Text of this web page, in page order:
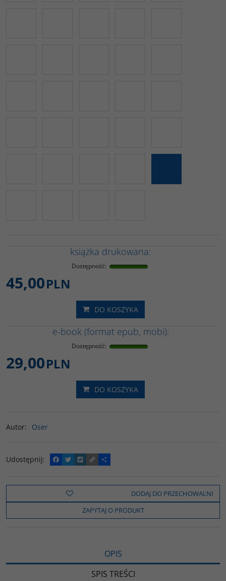
książka drukowana:
Dostępność:
45,00PLN
DO KOSZYKA
e-book (format epub, mobi):
Dostępność:
29,00PLN
DO KOSZYKA
Autor: Oser
Udostępnij:
F
a
e
o
k
T
w
t
t
e
W
y
o
C
o
y
i
n
k
P
o
z
e
l
s
DODAJ DO PRZECHOWALNI
ZAPYTAJ O PRODUKT
OPIS
SPIS TREŚCI